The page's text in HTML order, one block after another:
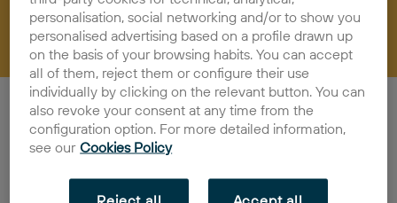
A la hora de lanzar una startup, uno de los grandes
retos de los emprendedores es financiar el proyecto.
Ya hemos hablado delcrowdfunding
que más ha ganado en popularidad en los últimos
años, pero hay otras muchas formas de financiación
disponibles.
personalisation, social networking and/or to show you
personalised advertising based on a profile drawn up
on the basis of your browsing habits. You can accept
all of them, reject them or configure their use
individually by clicking on the relevant button. You can
also revoke your consent at any time from the
configuration option. For more detailed information,
see our Cookies Policy